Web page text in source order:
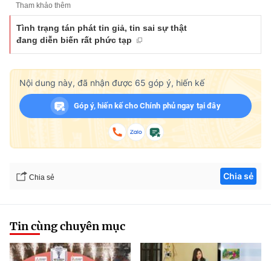
Tham khảo thêm
Tình trạng tán phát tin giả, tin sai sự thật
đang diễn biến rất phức tạp
Nội dung này, đã nhận được 65 góp ý, hiến kế
Góp ý, hiến kế cho Chính phủ ngay tại đây
Chia sẻ Chia sẻ
Tin cùng chuyên mục